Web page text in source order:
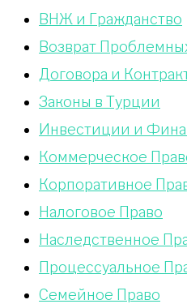
ВНЖ и Гражданство
Возврат
Договора и
Законы в Турции
Инвестиции и
Коммерческое
Корпоративное
Налоговое Право
Наследственное
Процессуальное
Сeмейное Право